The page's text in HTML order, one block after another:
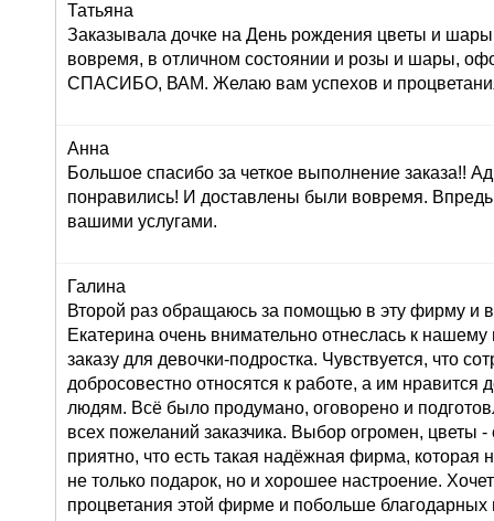
Татьяна
Заказывала дочке на День рождения цветы и
вовремя, в отличном состоянии и розы и шары,
СПАСИБО, ВАМ. Желаю вам успехов и
Анна
Большое спасибо за четкое выполнение заказа!!
понравились! И доставлены были вовремя. Впредь
вашими услугами.
Галина
Второй раз обращаюсь за помощью в эту фирму и
Екатерина очень внимательно отнеслась к
заказу для девочки-подростка. Чувствуется, что
добросовестно относятся к работе, а им нравится
людям. Всё было продумано, оговорено и
всех пожеланий заказчика. Выбор огромен, цветы
приятно, что есть такая надёжная фирма, которая
не только подарок, но и хорошее настроение.
процветания этой фирме и побольше благодарных